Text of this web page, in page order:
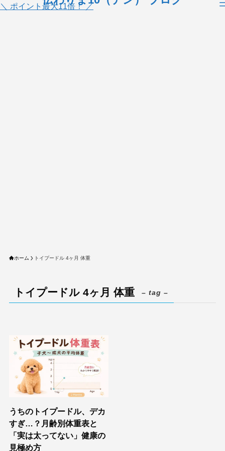
＼ ポイント最大11倍！ ／
ホーム トイプードル 4ヶ月 体重
トイプードル 4ヶ月 体重 – tag –
うちのトイプードル、デカ
すぎ…？月齢別体重表と
「実は太ってない」健康の
見極め方